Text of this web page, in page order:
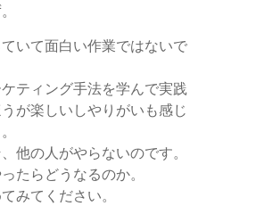
いて面白い作業ではないで
ティング手法を学んで実践
が楽しいしやりがいも感じ
他の人がやらないのです。
たらどうなるのか。
みてください。